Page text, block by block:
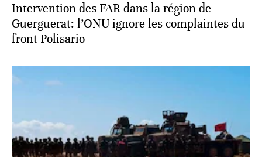
Intervention des FAR dans la région de
Guerguerat: l’ONU ignore les complaintes du
front Polisario